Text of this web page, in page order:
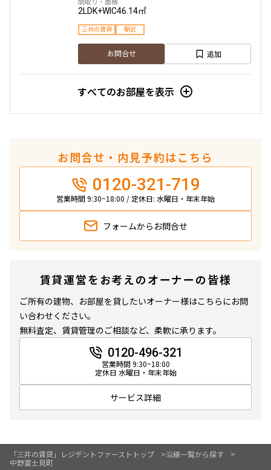
「三井の賃貸」レジデントファーストトップ
沿線一覧から探す
中野富士見町
2LDK+WIC46.14㎡
三井の賃貸 駅近
お問合せ 追加
すべてのお部屋を表示
お問合せ・内見予約はこちら
0120-321-719
営業時間 9:30~18:00 / 定休日: 水曜日・年末年始
フォームから お問合せ
賃貸運営をお考えのオーナーの皆様
ご所有の建物、お部屋を貸したいオーナー様はこちらにお問
い合わせください。
無料査定、賃貸管理のご相談など、柔軟に承ります。
0120-496-321
営業時間 9:30~18:00
定休日 水曜日・年末年始
サービス詳細